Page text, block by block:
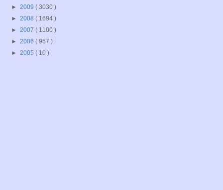
► 2009 ( 3030 )
► 2008 ( 1694 )
► 2007 ( 1100 )
► 2006 ( 957 )
► 2005 ( 10 )